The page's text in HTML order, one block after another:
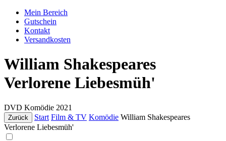
Mein Bereich
Gutschein
Kontakt
Versandkosten
William Shakespeares
Verlorene Liebesmüh'
DVD Komödie 2021
Zurück Start Film & TV Komödie William Shakespeares
Verlorene Liebesmüh'